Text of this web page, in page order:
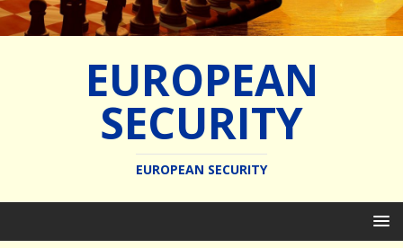
EUROPEAN
SECURITY
EUROPEAN SECURITY